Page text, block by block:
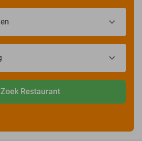
Zoek Restaurant